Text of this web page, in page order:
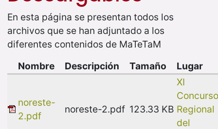
En esta página se presentan todos los
archivos que se han adjuntado a los
diferentes contenidos de MaTeTaM
Nombre Descripción Tamaño Lugar
noreste-
2.pdf
noreste-2.pdf 123.33 KB
XI
Concurso
Regional
del